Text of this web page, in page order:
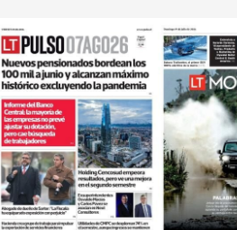
Opens in new window Opens in